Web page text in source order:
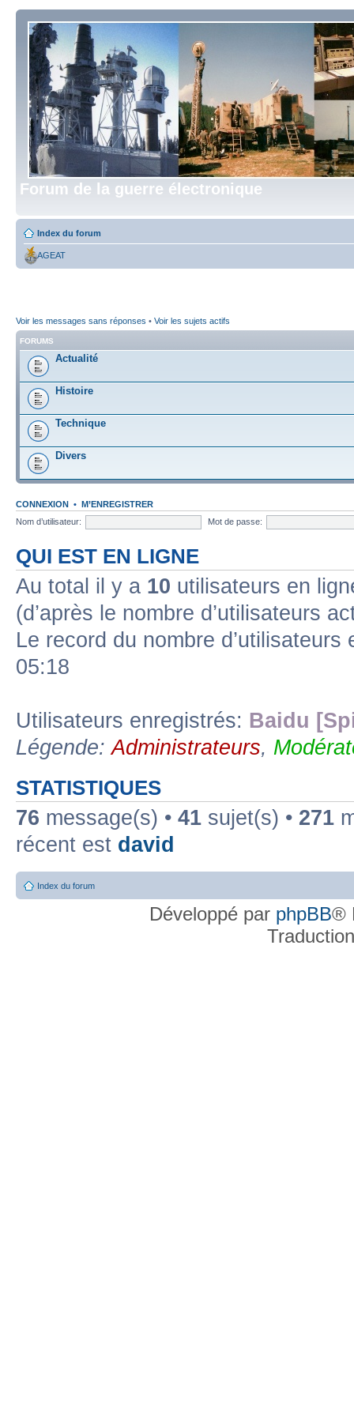
Forum de la guerre électronique
Index du forum
AGEAT
Voir les messages sans réponses • Voir les sujets actifs
FORUMS
Actualité
Histoire
Technique
Divers
CONNEXION • M’ENREGISTRER
Nom d’utilisateur:
Mot de passe:
QUI EST EN LIGNE
Au total il y a 10 utilisateurs en
(d’après le nombre d’utilisateurs
Le record du nombre
05:18
Utilisateurs enregistrés: Baidu
Légende:Administrateurs,
STATISTIQUES
76 message(s) • 41 sujet(s) • 271
récent est david
Index du forum
Développé par phpBB®